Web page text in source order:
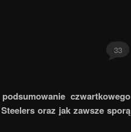
33
czwartkowego
oraz jak zawsze sporą